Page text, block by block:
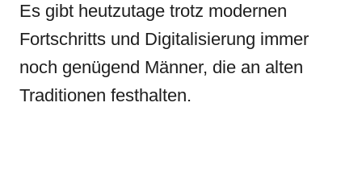
Es gibt heutzutage trotz modernen
Fortschritts und Digitalisierung immer
noch genügend Männer, die an alten
Traditionen festhalten.